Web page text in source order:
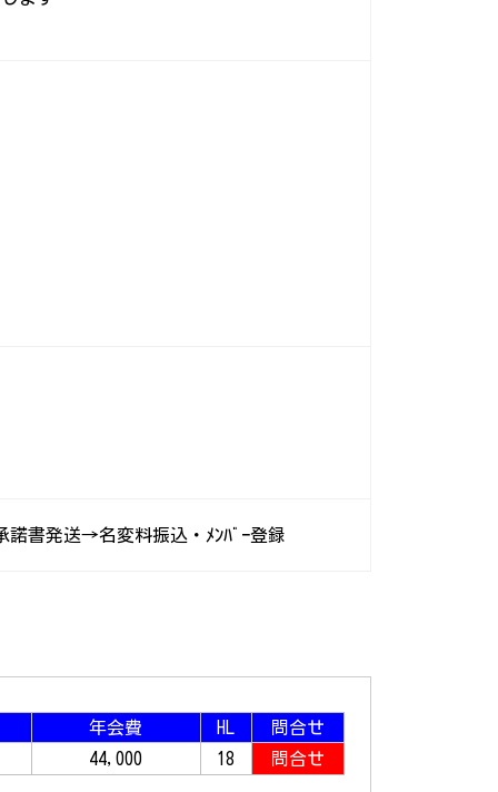
書発送→名変料振込・ﾒﾝﾊﾞｰ登録
年会費 HL
問合せ
44,000
18 問合せ